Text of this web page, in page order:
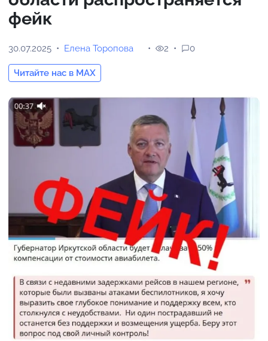
фейк
30.07.2025 Елена Торопова
Читайте нас в MAX
2 0